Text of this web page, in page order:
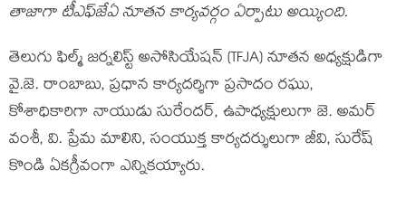
తాజాగా టీఎఫ్‌జేఏ నూతన కార్యవర్గం ఏర్పాటు అయ్యింది.
తెలుగు ఫిల్మ్ జర్నలిస్ట్ అసోసియేషన్ (TFJA) నూతన అధ్యక్షుడిగా
వై.జె. రాంబాబు, ప్రధాన కార్యదర్శిగా ప్రసాదం రఘు,
కోశాధికారిగా నాయుడు సురేందర్, ఉపాధ్యక్షులుగా జె. అమర్
వంశీ, వి. ప్రేమ మాలిని, సంయుక్త కార్యదర్శులుగా జీవి, సురేష్
కొండి ఏకగ్రీవంగా ఎన్నికయ్యారు.